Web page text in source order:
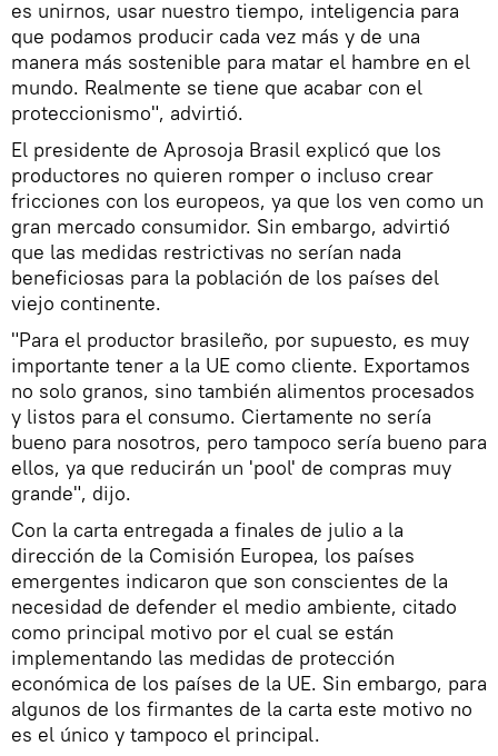
es unirnos, usar nuestro tiempo, inteligencia para
que podamos producir cada vez más y de una
manera más sostenible para matar el hambre en el
mundo. Realmente se tiene que acabar con el
proteccionismo", advirtió.
El presidente de Aprosoja Brasil explicó que los
productores no quieren romper o incluso crear
fricciones con los europeos, ya que los ven como un
gran mercado consumidor. Sin embargo, advirtió
que las medidas restrictivas no serían nada
beneficiosas para la población de los países del
viejo continente.
"Para el productor brasileño, por supuesto, es muy
importante tener a la UE como cliente. Exportamos
no solo granos, sino también alimentos procesados ​​
y listos para el consumo. Ciertamente no sería
bueno para nosotros, pero tampoco sería bueno para
ellos, ya que reducirán un 'pool' de compras muy
grande", dijo.
Con la carta entregada a finales de julio a la
dirección de la Comisión Europea, los países
emergentes indicaron que son conscientes de la
necesidad de defender el medio ambiente, citado
como principal motivo por el cual se están
implementando las medidas de protección
económica de los países de la UE. Sin embargo, para
algunos de los firmantes de la carta este motivo no
es el único y tampoco el principal.